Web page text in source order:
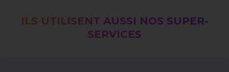
ILS UTILISENT AUSSI NOS SUPER-
SERVICES